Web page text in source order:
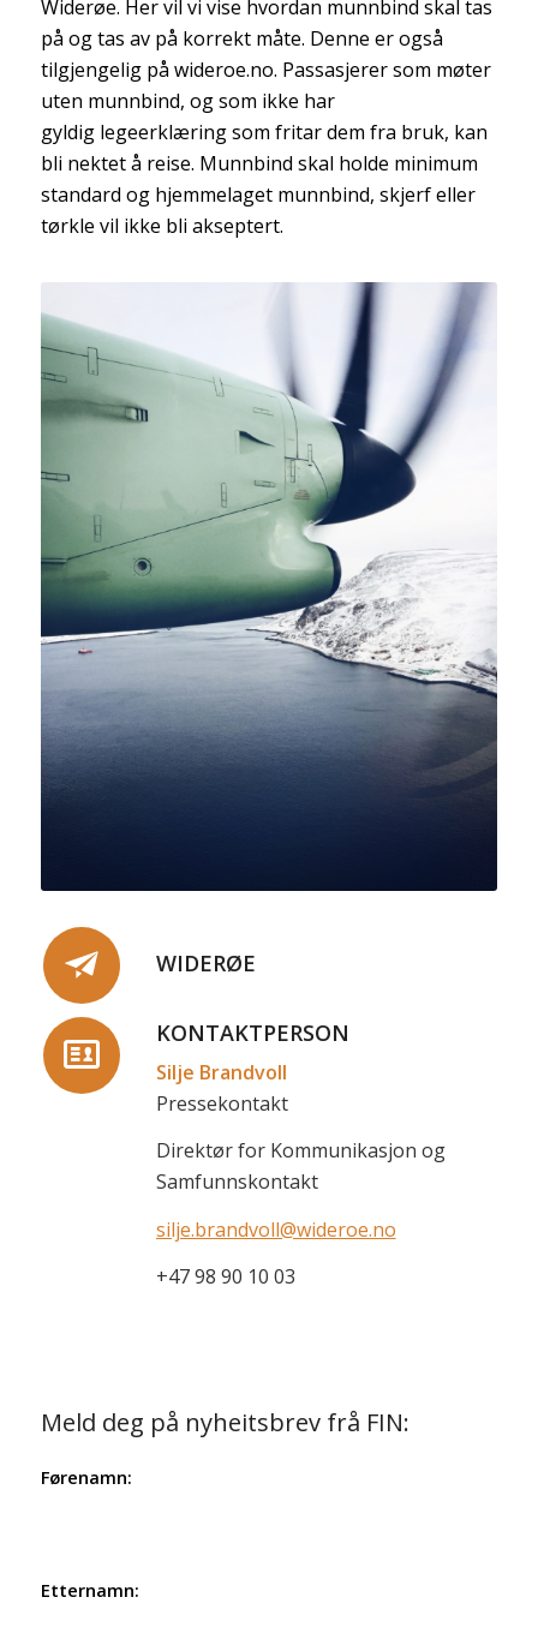
Widerøe. Her vil vi vise hvordan munnbind skal tas
på og tas av på korrekt måte. Denne er også
tilgjengelig på wideroe.no. Passasjerer som møter
uten munnbind, og som ikke har
gyldig legeerklæring som fritar dem fra bruk, kan
bli nektet å reise. Munnbind skal holde minimum
standard og hjemmelaget munnbind, skjerf eller
tørkle vil ikke bli akseptert.
WIDERØE
KONTAKTPERSON
Silje Brandvoll
Pressekontakt
Direktør for Kommunikasjon og
Samfunnskontakt
silje.brandvoll@wideroe.no
+47 98 90 10 03
Meld deg på nyheitsbrev frå FIN:
Førenamn:
Etternamn: